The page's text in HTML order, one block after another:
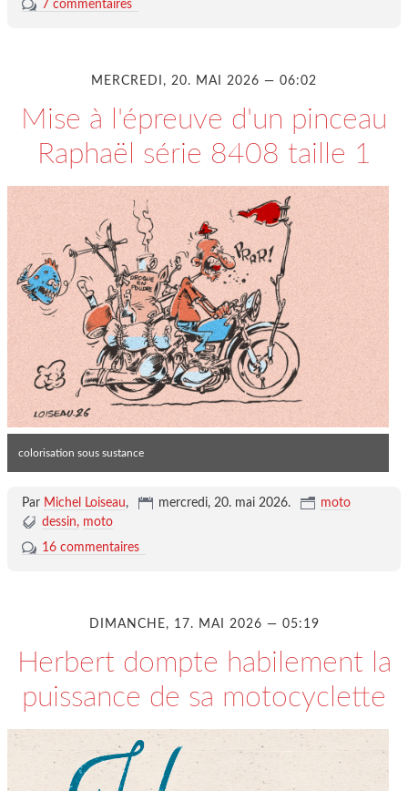
7 commentaires
MERCREDI, 20. MAI 2026 — 06:02
Mise à l'épreuve d'un pinceau
Raphaël série 8408 taille 1
colorisation sous sustance
Par Michel Loiseau, mercredi, 20. mai 2026.
moto
dessin
moto
16 commentaires
DIMANCHE, 17. MAI 2026 — 05:19
Herbert dompte habilement la
puissance de sa motocyclette